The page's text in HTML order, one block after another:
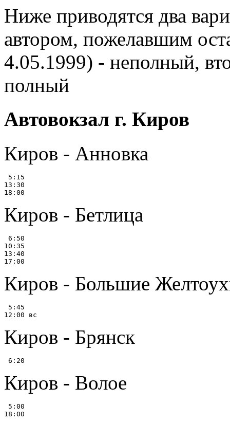
Ниже приводятся два
автором, пожелавшим
4.05.1999) - неполный,
полный
Автовокзал г. Киров
Киров - Анновка
5:15
13:30
Киров - Бетлица
6:50
10:35
13:40
Киров - Большие
5:45
Киров - Брянск
Киров - Волое
5:00